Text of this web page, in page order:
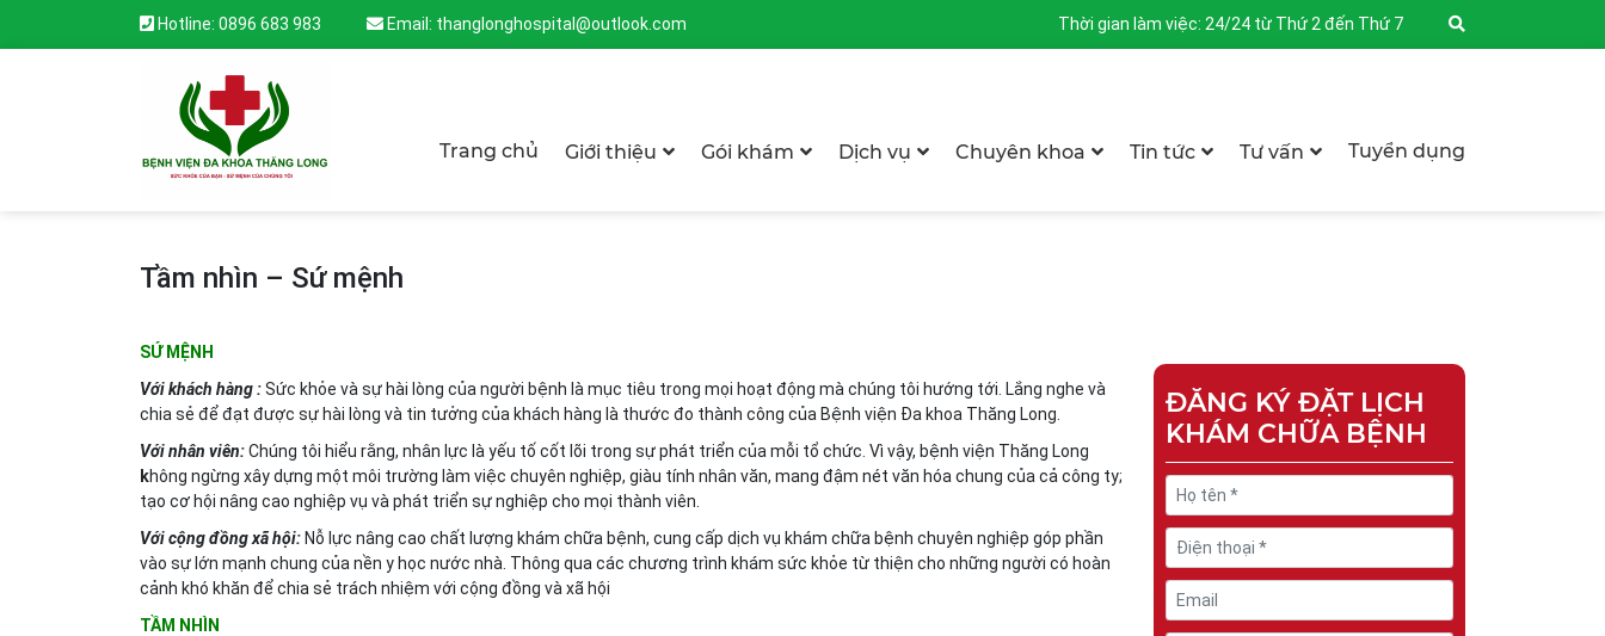
Hotline: 0896 683 983 Email: thanglonghospital@outlook.com Thời gian làm việc: 24/24 từ Thứ 2 đến Thứ 7
Trang chủ Giới thiệu Gói khám Dịch vụ Chuyên khoa Tin tức Tư vấn Tuyển dụng
Tầm nhìn – Sứ mệnh
SỨ MỆNH
Với khách hàng :Sức khỏe và sự hài lòng của người bệnh là mục tiêu trong mọi hoạt động mà chúng tôi hướng tới. Lắng nghe và
chia sẻ để đạt được sự hài lòng và tin tưởng của khách hàng là thước đo thành công của Bệnh viện Đa khoa Thăng Long.
Với nhân viên:Chúng tôi hiểu rằng, nhân lực là yếu tố cốt lõi trong sự phát triển của mỗi tổ chức. Vì vậy, bệnh viện Thăng Long
không ngừng xây dựng một môi trường làm việc chuyên nghiệp, giàu tính nhân văn, mang đậm nét văn hóa chung của cả công ty;
tạo cơ hội nâng cao nghiệp vụ và phát triển sự nghiệp cho mọi thành viên.
Với cộng đồng xã hội:Nỗ lực nâng cao chất lượng khám chữa bệnh, cung cấp dịch vụ khám chữa bệnh chuyên nghiệp góp phần
vào sự lớn mạnh chung của nền y học nước nhà. Thông qua các chương trình khám sức khỏe từ thiện cho những người có hoàn
cảnh khó khăn để chia sẻ trách nhiệm với cộng đồng và xã hội
TẦM NHÌN
ĐĂNG KÝ ĐẶT LỊCH
KHÁM CHỮA BỆNH